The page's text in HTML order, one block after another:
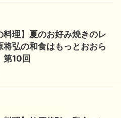
料理】夏のお好み焼きのレ
将弘の和食はもっとおおら
第10回